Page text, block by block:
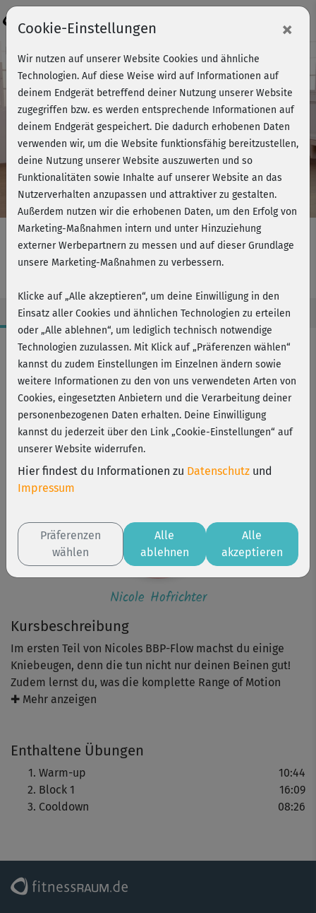
Play
Video
Kursvorschau - Jetzt mitmachen!
Flowing BBP - Flow 1
Kursbeschreibung
Im ersten Teil von Nicoles BBP-Flow machst du einige
Kniebeugen, denn die tun nicht nur deinen Beinen gut!
Zudem lernst du, was die komplette Range of Motion
bedeutet und wie du sie nutzt. In Kombination mit Moves
Abwechslung statt Anstrengung garantiert!
✚ Mehr anzeigen
Enthaltene Übungen
Warm-up
10:44
Block 1
16:09
Cooldown
08:26
Workout-Facts
mittelschwer
35 Min
145 kcal
Nicole Hofrichter
Nicole Hofrichter
Cookie-Einstellungen ×
Wir nutzen auf unserer Website Cookies und ähnliche
Technologien. Auf diese Weise wird auf Informationen auf
deinem Endgerät betreffend deiner Nutzung unserer Website
zugegriffen bzw. es werden entsprechende Informationen auf
deinem Endgerät gespeichert. Die dadurch erhobenen Daten
verwenden wir, um die Website funktionsfähig bereitzustellen,
deine Nutzung unserer Website auszuwerten und so
Funktionalitäten sowie Inhalte auf unserer Website an das
Nutzerverhalten anzupassen und attraktiver zu gestalten.
Außerdem nutzen wir die erhobenen Daten, um den Erfolg von
Marketing-Maßnahmen intern und unter Hinzuziehung
externer Werbepartnern zu messen und auf dieser Grundlage
unsere Marketing-Maßnahmen zu verbessern.
Klicke auf „Alle akzeptieren“, um deine Einwilligung in den
Einsatz aller Cookies und ähnlichen Technologien zu erteilen
oder „Alle ablehnen“, um lediglich technisch notwendige
Technologien zuzulassen. Mit Klick auf „Präferenzen wählen“
kannst du zudem Einstellungen im Einzelnen ändern sowie
weitere Informationen zu den von uns verwendeten Arten von
Cookies, eingesetzten Anbietern und die Verarbeitung deiner
personenbezogenen Daten erhalten. Deine Einwilligung
kannst du jederzeit über den Link „Cookie-Einstellungen“ auf
unserer Website widerrufen.
Hier findest du Informationen zu Datenschutz und
Impressum
Präferenzen
wählen
Alle
ablehnen
Alle
akzeptieren